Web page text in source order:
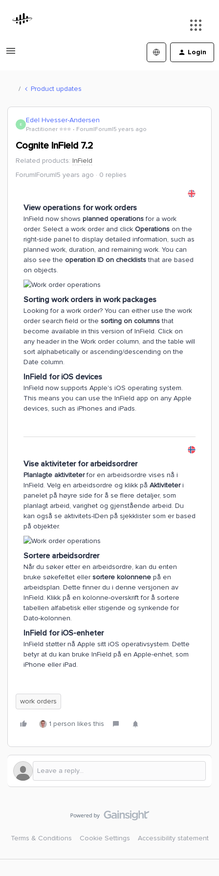
Login
Product updates
E Edel Hvesser-Andersen
Practitioner ⭐️⭐️⭐️ Forum|Forum|5 years ago
Cognite InField 7.2
Related products: InField
Forum|Forum|5 years ago
0 replies
View operations for work orders
InField now shows planned operationsfor a work
order. Select a work order and click Operations on the
right-side panel to display detailed information, such as
planned work, duration, and remaining work. You can
also see the operation ID on checkliststhat are based
on objects.
Sorting work orders in work packages
Looking for a work order? You can either use the work
order search field or the sorting on columnsthat
become available in this version of InField. Click on
any header in the Work order column, and the table will
sort alphabetically or ascending/descending on the
Date column.
InField for iOS devices
InField now supports Apple's iOS operating system.
This means you can use the InField app on any Apple
devices, such as iPhones and iPads.
Vise aktiviteter for arbeidsordrer
Planlagte aktiviteterfor en arbeidsordre vises nå i
InField. Velg en arbeidsordre og klikk på Aktiviteteri
panelet på høyre side for å se flere detaljer, som
planlagt arbeid, varighet og gjenstående arbeid. Du
kan også se aktivitets-IDen på sjekklister som er based
på objekter.
Sortere arbeidsordrer
Når du søker etter en arbeidsordre, kan du enten
bruke søkefeltet ellersortere kolonnene på en
arbeidsplan. Dette finner du i denne versjonen av
InField. Klikk på en kolonne-overskrift for å sortere
tabellen alfabetisk eller stigende og synkende for
Dato-kolonnen.
InField for iOS-enheter
InField støtter nå Apple sitt iOS operativsystem. Dette
betyr at du kan bruke InField på en Apple-enhet, som
iPhone eller iPad.
work orders
1 person likes this
Terms & Conditions Cookie Settings Accessibility statement